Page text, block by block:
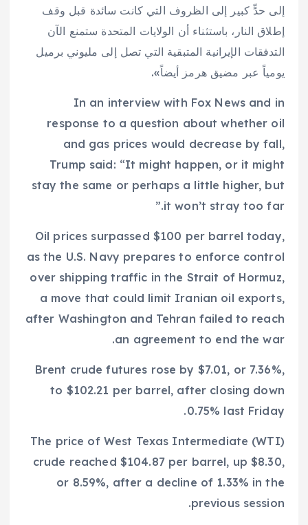
إلى حدٍّ كبير إلى الظروف التي كانت سائدة قبل وقف
إطلاق النار، باستثناء أن الولايات المتحدة ستمنع الآن
التدفقات الإيرانية المتبقية التي تصل إلى مليوني برميل
يومياً عبر مضيق هرمز أيضاً».
In an interview with Fox News and in
response to a question about whether oil
and gas prices would decrease by fall,
Trump said: “It might happen, or it might
stay the same or perhaps a little higher, but
it won’t stray too far.”
Oil prices surpassed $100 per barrel today,
as the U.S. Navy prepares to enforce control
over shipping traffic in the Strait of Hormuz,
a move that could limit Iranian oil exports,
after Washington and Tehran failed to reach
an agreement to end the war.
Brent crude futures rose by $7.01, or 7.36%,
to $102.21 per barrel, after closing down
0.75% last Friday.
The price of West Texas Intermediate (WTI)
crude reached $104.87 per barrel, up $8.30,
or 8.59%, after a decline of 1.33% in the
previous session.